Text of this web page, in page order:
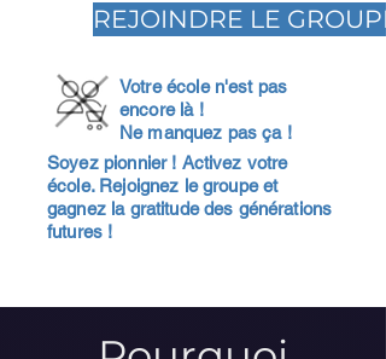
REJOINDRE LE GROUPE
Votre école n'est pas
encore là !
Ne manquez pas ça !
Soyez pionnier ! Activez votre
école. Rejoignez le groupe et
gagnez la gratitude des générations
futures !